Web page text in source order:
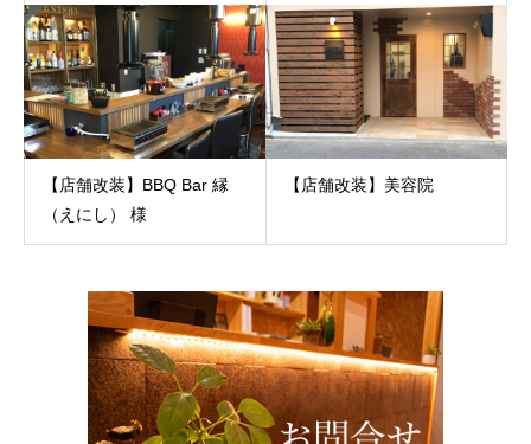
【店舗改装】BBQ Bar 縁
（えにし） 様
【店舗改装】美容院